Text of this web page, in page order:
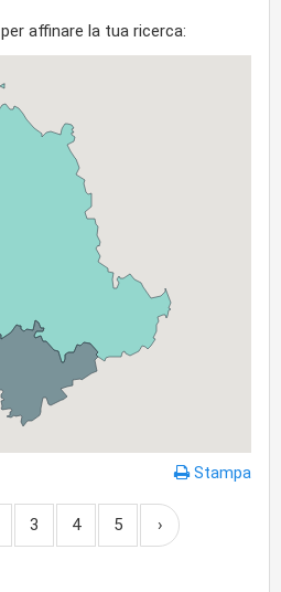
per affinare la tua ricerca:
Stampa
3 4 5 ›